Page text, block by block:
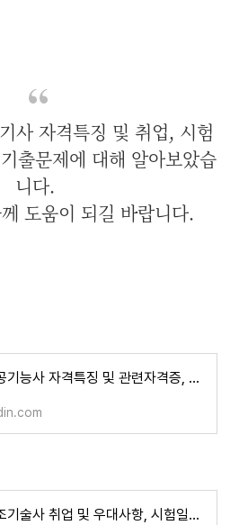
사 자격특징 및 취업, 시험
출문제에 대해 알아보았습
니다.
도움이 되길 바랍니다.
건축목공기능사 자격특징 및 관련자격증, 시험과목 및 출제기준
건축구조기술사 취업 및 우대사항, 시험일정 및 응시자격, 기출문제